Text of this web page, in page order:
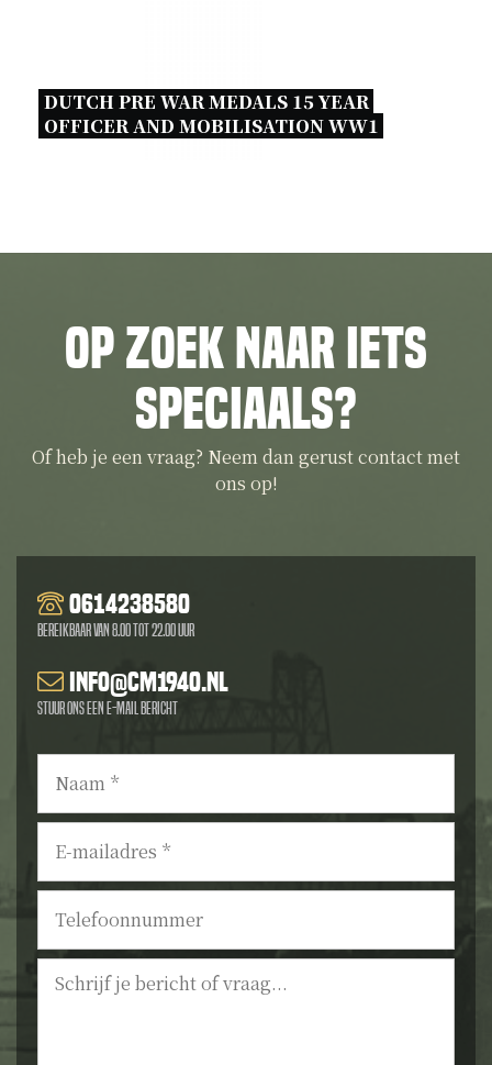
DUTCH PRE WAR MEDALS 15 YEAR
OFFICER AND MOBILISATION WW1
Op zoek naar iets
speciaals?
Of heb je een vraag? Neem dan gerust contact met
ons op!
0614238580
Bereikbaar van 8.00 tot 22.00 uur
info@cm1940.nl
Stuur ons een e-mail bericht
Naam *
E-
mailadres *
Telefoonnummer
Bericht